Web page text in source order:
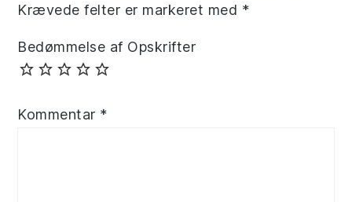
Krævede felter er markeret med *
Bedømmelse af Opskrifter
Kommentar *